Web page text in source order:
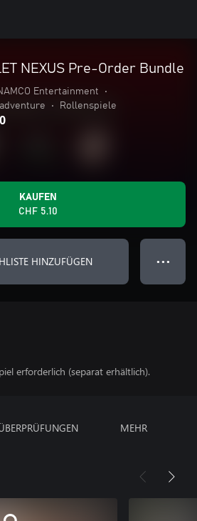
NEXUS Pre-Order Bundle
Entertainment
•
• Rollenspiele
KAUFEN
CHF 5.10
HINZUFÜGEN ● ● ●
erforderlich (separat erhältlich).
MEHR